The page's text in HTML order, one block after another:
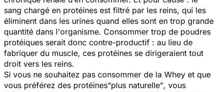
sang chargé en protéines est filtré par les reins, qui les
éliminent dans les urines quand elles sont en trop grande
quantité dans l'organisme. Consommer trop de poudres
protéiques serait donc contre-productif : au lieu de
fabriquer du muscle, ces protéines se dirigeraient tout
droit vers les reins.
Si vous ne souhaitez pas consommer de la Whey et que
vous préférez des protéines“plus naturelle”, vous